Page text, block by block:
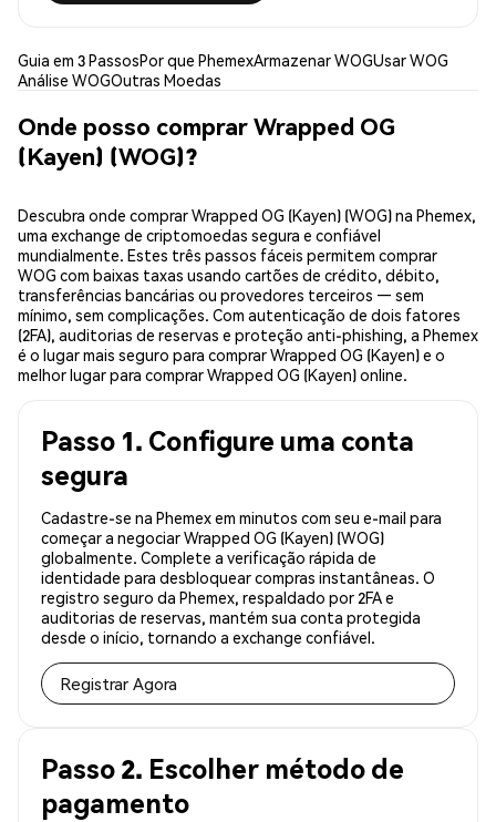
Guia em 3 PassosPor que PhemexArmazenar WOGUsar WOG
Análise WOGOutras Moedas
Onde posso comprar Wrapped OG
(Kayen) (WOG)?
Descubra onde comprar Wrapped OG (Kayen) (WOG) na Phemex,
uma exchange de criptomoedas segura e confiável
mundialmente. Estes três passos fáceis permitem comprar
WOG com baixas taxas usando cartões de crédito, débito,
transferências bancárias ou provedores terceiros — sem
mínimo, sem complicações. Com autenticação de dois fatores
(2FA), auditorias de reservas e proteção anti-phishing, a Phemex
é o lugar mais seguro para comprar Wrapped OG (Kayen) e o
melhor lugar para comprar Wrapped OG (Kayen) online.
Passo 1. Configure uma conta
segura
Cadastre-se na Phemex em minutos com seu e-mail para
começar a negociar Wrapped OG (Kayen) (WOG)
globalmente. Complete a verificação rápida de
identidade para desbloquear compras instantâneas. O
registro seguro da Phemex, respaldado por 2FA e
auditorias de reservas, mantém sua conta protegida
desde o início, tornando a exchange confiável.
Registrar Agora
Passo 2. Escolher método de
pagamento